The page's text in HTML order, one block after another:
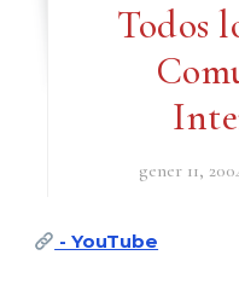
Todos
gener 11,
- YouTube